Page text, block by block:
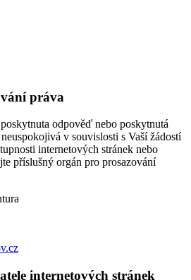
práva
odpověď nebo poskytnutá
v souvislosti s Vaší žádostí
internetových stránek nebo
příslušný orgán pro prosazování
internetových stránek